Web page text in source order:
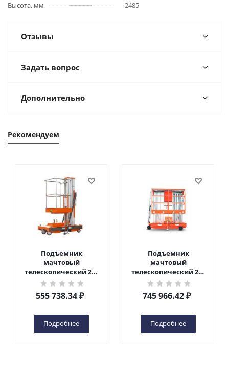
Высота, мм
2485
Отзывы
Задать вопрос
Дополнительно
Рекомендуем
Подъемник
мачтовый
телескопический 200
кг 6 м TOR GTWY6-200S
DC 2-мачтовый
(автономный) (G) в
555 738.34₽
Подробнее
Подъемник
мачтовый
телескопический 200
кг 10 м TOR GTWY10-
200S DC 2-мачтовый
(автономный) (N) в
745 966.42₽
Подробнее